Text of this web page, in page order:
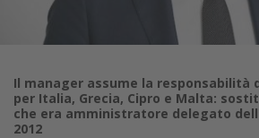
Il manager assume la responsabilità
per Italia, Grecia, Cipro e Malta:
che era amministratore delegato
2012